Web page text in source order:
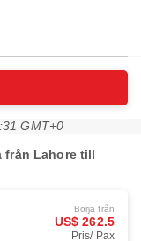
GMT+0
från Lahore till
Börja från
US$ 262.5
Pris/ Pax